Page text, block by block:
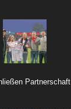
Partnerschaft